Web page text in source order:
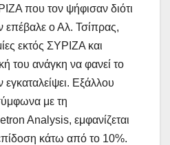
που τον ψήφισαν διότι
επέβαλε ο Αλ. Τσίπρας,
εκτός ΣΥΡΙΖΑ και
του ανάγκη να φανεί το
εγκαταλείψει. Εξάλλου
με τη
Analysis, εμφανίζεται
κάτω από το 10%.